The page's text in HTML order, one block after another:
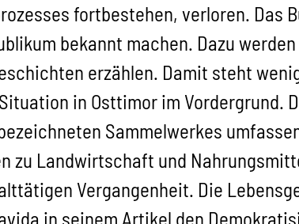
fortbestehen, verloren. Das
bekannt machen. Dazu
erzählen. Damit steht
in Osttimor im Vordergrund.
Sammelwerkes
zu Landwirtschaft und
Vergangenheit. Die
in seinem Artikel den